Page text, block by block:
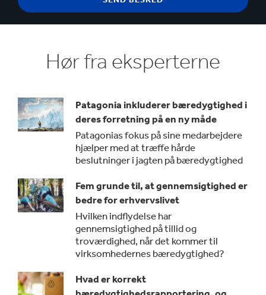
Hør fra eksperterne
Patagonia inkluderer bæredygtighed i
deres forretning på en ny måde
Patagonias fokus på sine medarbejdere
hjælper med at træffe hårde
beslutninger i jagten på bæredygtighed
Fem grunde til, at gennemsigtighed er
bedre for erhvervslivet
Hvilken indflydelse har
gennemsigtighed på tillid og
troværdighed, når det kommer til
virksomhedernes bæredygtighed?
Hvad er korrekt